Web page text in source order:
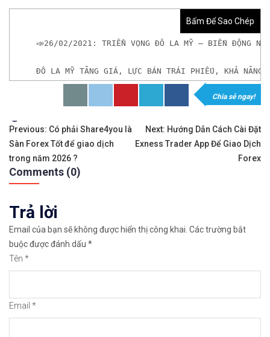
Bấm Để Sao Chép
📣26/02/2021: TRIỂN VỌNG ĐÔ LA MỸ – BIẾN ĐỘNG
ĐÔ LA MỸ TĂNG GIÁ, LỰC BÁN TRÁI PHIẾU,
𝘟𝘦𝘮 𝘤𝘩𝘪 𝘵𝘪ế𝘵: https://chungkhoanforex.com/26-
✨🏆𝐗𝐨á 𝐛ỏ 𝐥𝐨 𝐥ắ𝐧𝐠 𝐤𝐡𝐢 𝐭𝐡𝐚𝐦 𝐠𝐢𝐚 𝐭𝐡ị 𝐭𝐫ườ𝐧𝐠 𝐭à𝐢 𝐜𝐡í𝐧𝐡
✅𝘔ở 𝘵à𝘪 𝘬𝘩𝘰ả𝘯 𝘵𝘳ê𝘯 𝘴à𝘯 𝘌𝘹𝘯𝘦𝘴𝘴 𝘜𝘺 𝘛í𝘯 𝘷à 𝘱𝘩ù
✅𝘔ở 𝘵à𝘪 𝘬𝘩𝘰ả𝘯 𝘵𝘳ê𝘯 𝘴à𝘯 𝘐𝘊𝘔𝘢𝘳𝘬𝘦𝘵𝘴 𝘯ổ𝘪 𝘵𝘪ế𝘯𝘨
✅𝘔ở 𝘵à𝘪 𝘬𝘩𝘰ả𝘯 𝘵𝘳ê𝘯 𝘴à𝘯 𝘉𝘪𝘯𝘢𝘯𝘤𝘦 𝘯ổ𝘪 𝘵𝘪ế𝘯𝘨 𝘯𝘩ấ𝘵
🔗https://chungkhoanforex.com/26-02-2021-
Chia sẻ ngay!
Tags:
Điều
hướng
bài
viết
Previous: Có phải Share4you là
Sàn Forex Tốt để giao dịch
trong năm 2026 ?
Next: Hướng Dẫn Cách Cài Đặt
Exness Trader App Để Giao Dịch
Forex
Comments (0)
Trả lời
Email của bạn sẽ không được hiển thị công khai. Các trường bắt
buộc được đánh dấu *
Tên *
Email *